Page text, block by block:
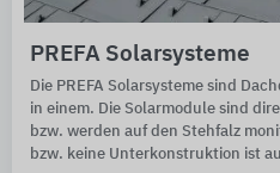
PREFA Solarsysteme
Die PREFA Solarsysteme sind
in einem. Die Solarmodule sind
bzw. werden auf den Stehfalz
bzw. keine Unterkonstruktion ist